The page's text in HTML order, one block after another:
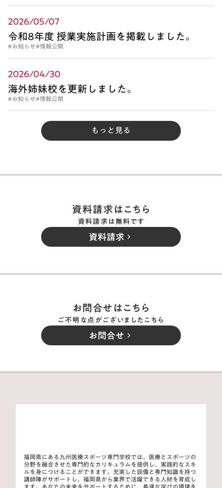
2026/05/07
令和8年度 授業実施計画を掲載しました。
#お知らせ#情報公開
2026/04/30
海外姉妹校を更新しました。
#お知らせ#情報公開
もっと見る
資料請求はこちら
資料請求は無料です
資料請求 keyboard_arrow_right
お問合せはこちら
ご不明な点がございましたこちら
お問合せ keyboard_arrow_right
福岡県にある九州医療スポーツ専門学校では、医療とスポーツの
分野を融合させた専門的なカリキュラムを提供し、実践的なスキ
ルを身につけることができます。充実した設備と専門知識を持つ
講師陣がサポートし、福岡県から業界で活躍できる人材を育成し